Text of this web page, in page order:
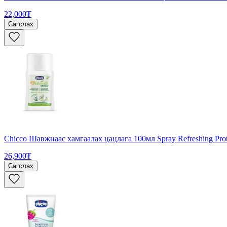
22,000₮
Сагслах
Chicco Шавжнаас хамгаалах цацлага 100мл Spray Refreshing
26,900₮
Сагслах